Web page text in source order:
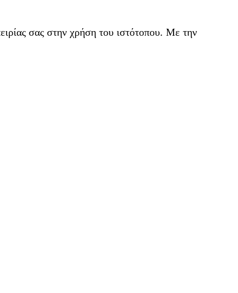
σας στην χρήση του ιστότοπου. Με την